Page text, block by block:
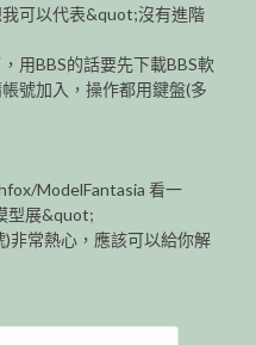
可以代表&quot;沒有進階
用BBS的話要先下載BBS軟
號加入，操作都用鍵盤(多
ModelFantasia 看一
型展&quot;
)非常熱心，應該可以給你解